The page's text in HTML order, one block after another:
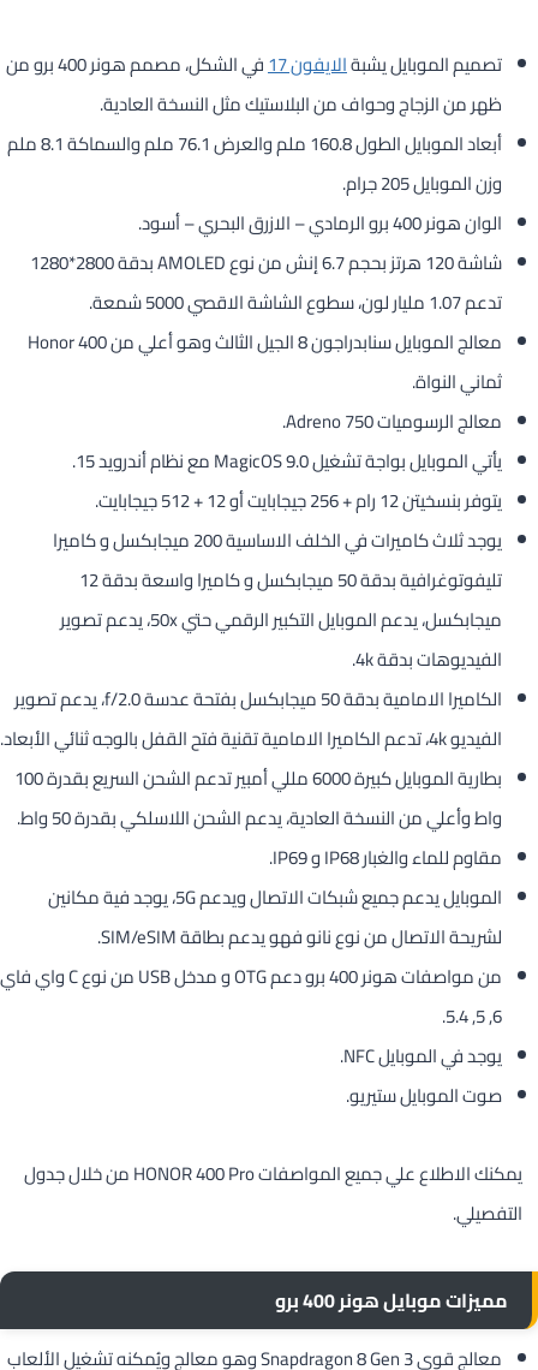
تصميم الموبايل يشبةالايفون 17
في الشكل، مصمم هونر 400 برو من
ظهر من الزجاج وحواف من البلاستيك مثل النسخة العادية.
أبعاد الموبايل الطول 160.8 ملم والعرض 76.1 ملم والسماكة 8.1 ملم
وزن الموبايل 205 جرام.
الوان هونر 400 برو الرمادي – الازرق البحري – أسود.
شاشة 120 هرتز بحجم 6.7 إنش من نوع AMOLED بدقة 2800*1280
تدعم 1.07 مليار لون، سطوع الشاشة الاقصي 5000 شمعة.
معالج الموبايل سنابدراجون 8 الجيل الثالث وهو أعلي من Honor 400
ثماني النواة.
معالج الرسوميات Adreno 750.
يأتي الموبايل بواجة تشغيل MagicOS 9.0 مع نظام أندرويد 15.
يتوفر بنسخيتن 12 رام + 256 جيجابايت أو 12 + 512 جيجابايت.
يوجد ثلاث كاميرات في الخلف الاساسية 200 ميجابكسل و كاميرا
تليفوتوغرافية بدقة 50 ميجابكسل و كاميرا واسعة بدقة 12
ميجابكسل، يدعم الموبايل التكبير الرقمي حتي 50x، يدعم تصوير
الفيديوهات بدقة 4k.
الكاميرا الامامية بدقة 50 ميجابكسل بفتحة عدسة f/2.0، يدعم تصوير
الفيديو 4k، تدعم الكاميرا الامامية تقنية فتح القفل بالوجه ثنائي الأبعاد.
بطارية الموبايل كبيرة 6000 مللي أمبير تدعم الشحن السريع بقدرة 100
واط وأعلي من النسخة العادية، يدعم الشحن اللاسلكي بقدرة 50 واط.
مقاوم للماء والغبار IP68 و IP69.
الموبايل يدعم جميع شبكات الاتصال ويدعم 5G، يوجد فية مكانين
لشريحة الاتصال من نوع نانو فهو يدعم بطاقة SIM/eSIM.
من مواصفات هونر 400 برو دعم OTG و مدخل USB من نوع C واي فاي
6, 5, 5.4.
يوجد في الموبايل NFC.
صوت الموبايل ستيريو.
يمكنك الاطلاع علي جميع المواصفات HONOR 400 Pro من خلال جدول
التفصيلي.
مميزات موبايل هونر 400 برو
معالج قوي Snapdragon 8 Gen 3 وهو معالج ويُمكنه تشغيل الألعاب